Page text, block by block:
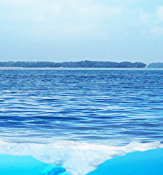
Menu
Images de la page d'accueil
Cliquez pour éditer
Texte, bouton et/ou inscription à la
Cliquez pour éditer